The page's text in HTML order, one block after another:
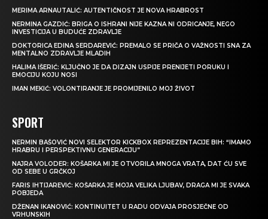
MERIMA ARNAUTALIĆ: AUTENTIČNOST JE NOVA HRABROST
NERMINA GAZDIĆ: BRIGA O ISHRANI NIJE KAZNA NI ODRICANJE, NEGO
INVESTICIJA U BUDUĆE ZDRAVLJE
DOKTORICA EDINA SERDAREVIĆ: PREMALO SE PRIČA O VAŽNOSTI SNA ZA
MENTALNO ZDRAVLJE MLADIH
HALIMA IŠERIĆ: KLJUČNO JE DA DIZAJN USPIJE PRENIJETI PORUKU I
EMOCIJU KOJU NOSI
IMAN MEKIĆ: VOLONTIRANJE JE PROMIJENILO MOJ ŽIVOT
SPORT
NERMIN BAŠOVIĆ NOVI SELEKTOR KICKBOX REPREZENTACIJE BIH: “IMAMO
HRABRU I PERSPEKTIVNU GENERACIJU”
NAJRA VOLODER: KOŠARKA MI JE OTVORILA MNOGA VRATA, DAT ĆU SVE
OD SEBE U GRČKOJ
FARIS IHTIJAREVIĆ: KOŠARKA JE MOJA VELIKA LJUBAV, DRAGA MI JE SVAKA
POBJEDA
DŽENAN IKANOVIĆ: KONTINUITET U RADU ODVAJA PROSJEČNE OD
VRHUNSKIH